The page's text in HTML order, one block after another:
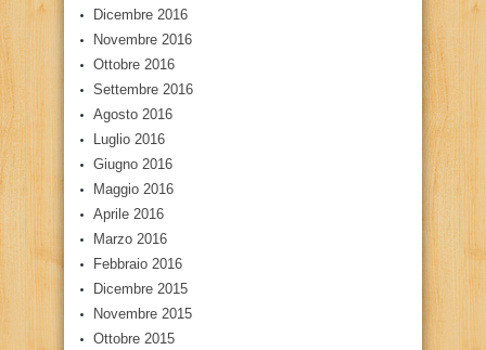
Dicembre 2016
Novembre 2016
Ottobre 2016
Settembre 2016
Agosto 2016
Luglio 2016
Giugno 2016
Maggio 2016
Aprile 2016
Marzo 2016
Febbraio 2016
Dicembre 2015
Novembre 2015
Ottobre 2015